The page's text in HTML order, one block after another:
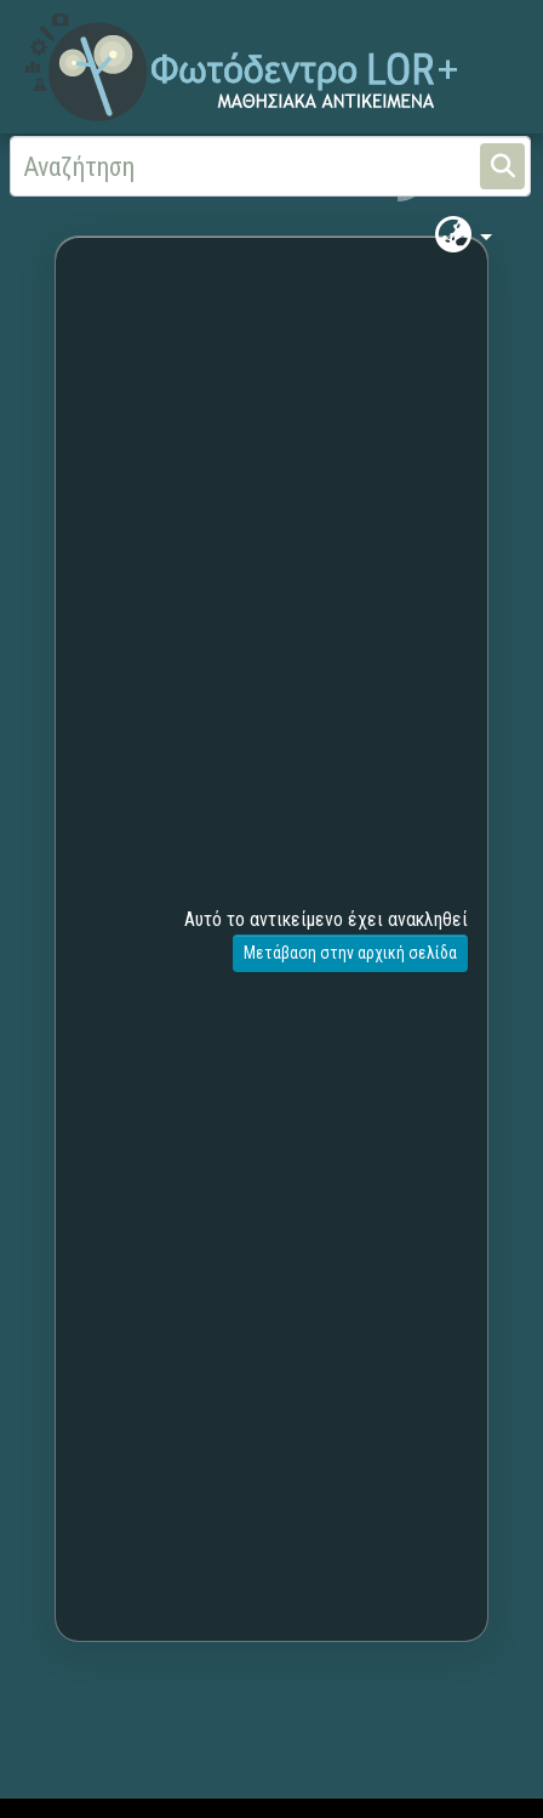
Αρχική Χωρίς τίτλο
Αυτό το αντικείμενο έχει ανακληθεί
Μετάβαση στην αρχική σελίδα